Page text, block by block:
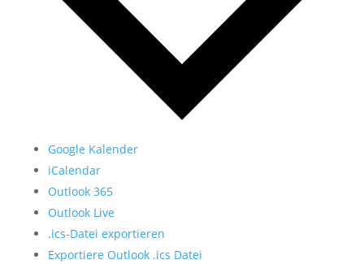
Google Kalender
iCalendar
Outlook 365
Outlook Live
.ics-Datei exportieren
Exportiere Outlook .ics Datei